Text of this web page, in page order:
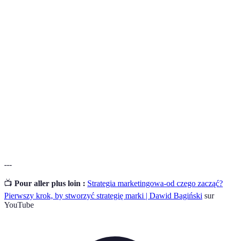
---
📺 Pour aller plus loin : Strategia marketingowa-od czego zacząć?
Pierwszy krok, by stworzyć strategię marki | Dawid Bagiński sur
YouTube